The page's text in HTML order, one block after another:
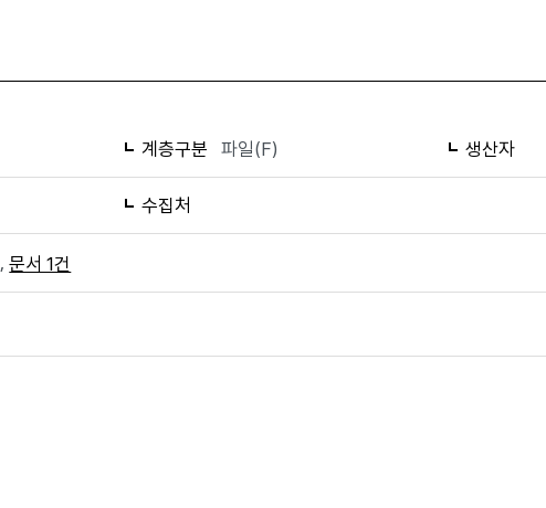
계층구분 파일(F) 생산자
수집처
,문서 1건